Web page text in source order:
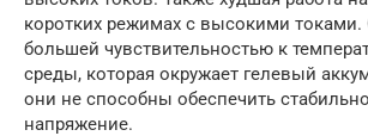
коротких режимах с высокими токами.
большей чувствительностью к
среды, которая окружает гелевый
они не способны обеспечить
напряжение.